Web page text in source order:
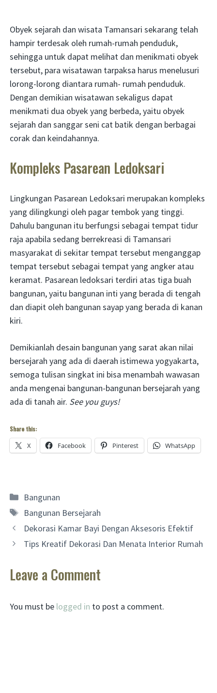
Obyek sejarah dan wisata Tamansari sekarang telah
hampir terdesak oleh rumah-rumah penduduk,
sehingga untuk dapat melihat dan menikmati obyek
tersebut, para wisatawan tarpaksa harus menelusuri
lorong-lorong diantara rumah- rumah penduduk.
Dengan demikian wisatawan sekaligus dapat
menikmati dua obyek yang berbeda, yaitu obyek
sejarah dan sanggar seni cat batik dengan berbagai
corak dan keindahannya.
Kompleks Pasarean Ledoksari
Lingkungan Pasarean Ledoksari merupakan kompleks
yang dilingkungi oleh pagar tembok yang tinggi.
Dahulu bangunan itu berfungsi sebagai tempat tidur
raja apabila sedang berrekreasi di Tamansari
masyarakat di sekitar tempat tersebut menganggap
tempat tersebut sebagai tempat yang angker atau
keramat. Pasarean ledoksari terdiri atas tiga buah
bangunan, yaitu bangunan inti yang berada di tengah
dan diapit oleh bangunan sayap yang berada di kanan
kiri.
Demikianlah desain bangunan yang sarat akan nilai
bersejarah yang ada di daerah istimewa yogyakarta,
semoga tulisan singkat ini bisa menambah wawasan
anda mengenai bangunan-bangunan bersejarah yang
ada di tanah air. See you guys!
Share this:
X Facebook Pinterest WhatsApp
Categories
Bangunan
Tags
Bangunan Bersejarah
Dekorasi Kamar Bayi Dengan Aksesoris Efektif
Tips Kreatif Dekorasi Dan Menata Interior Rumah
Leave a Comment
You must be logged in to post a comment.